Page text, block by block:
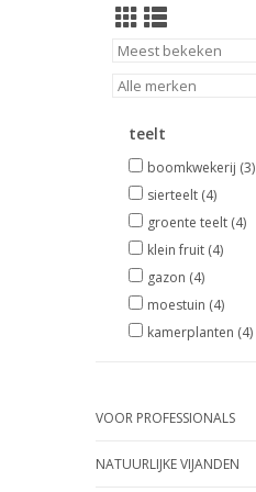
teelt
boomkwekerij (3)
sierteelt (4)
groente teelt (4)
klein fruit (4)
gazon (4)
moestuin (4)
kamerplanten (4)
VOOR PROFESSIONALS
NATUURLIJKE VIJANDEN